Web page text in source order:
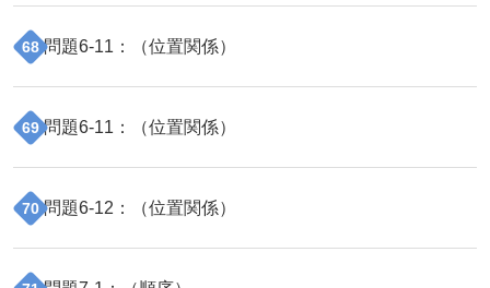
68 問題6-11 ：（位置関係）
69 問題6-11 ：（位置関係）
70 問題6-12 ：（位置関係）